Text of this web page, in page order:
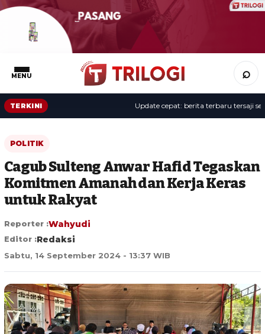
MENU ⌕
TERKINI Update cepat: berita terbaru tersaji
POLITIK
Cagub Sulteng Anwar Hafid Tegaskan
Komitmen Amanah dan Kerja Keras
untuk Rakyat
Reporter :Wahyudi
Editor :Redaksi
Sabtu, 14 September 2024 - 13:37 WIB